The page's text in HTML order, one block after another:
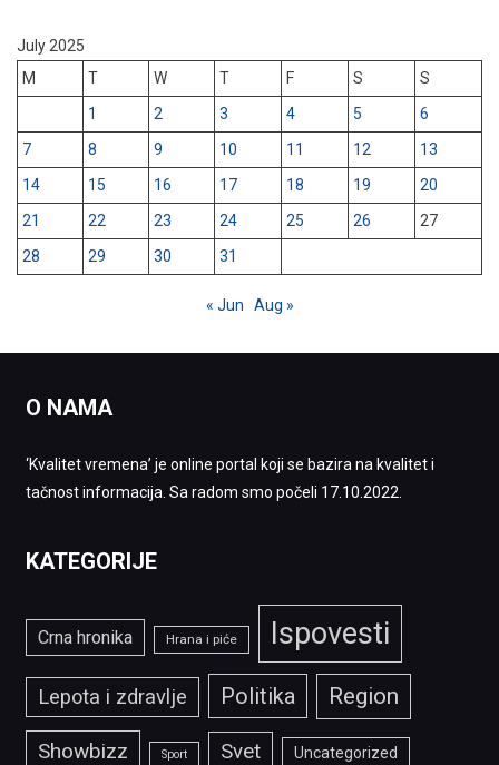
July 2025
M
T W T F S
S
1
2 3 4 5
6
7
8 9 10 11 12
13
14
15 16 17 18 19
20
21
22 23 24 25 26
27
28
29 30 31
« Jun Aug »
O NAMA
‘Kvalitet vremena’ je online portal koji se bazira na kvalitet i
tačnost informacija. Sa radom smo počeli 17.10.2022.
KATEGORIJE
Crna hronika Hrana i piće Ispovesti
Lepota i zdravlje Politika Region
Showbizz Sport Svet Uncategorized